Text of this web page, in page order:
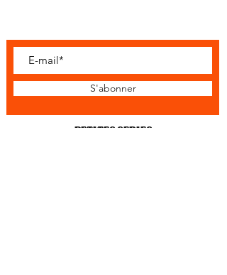
S'abonner
PETITES SERIES